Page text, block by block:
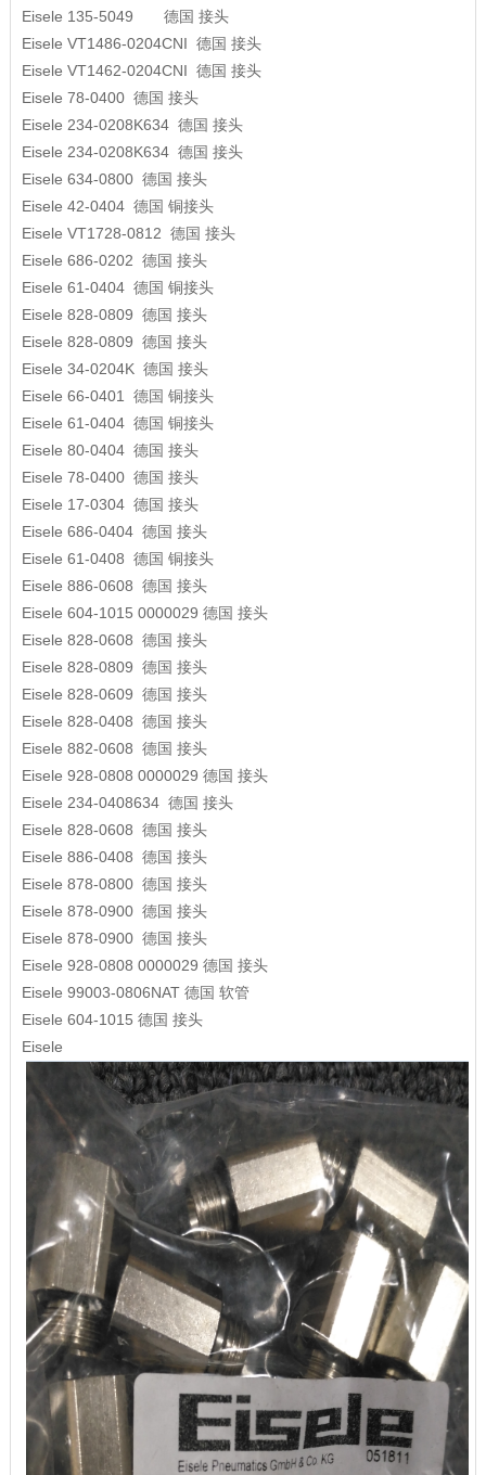
Eisele 135-5049 德国 接头
Eisele VT1486-0204CNI 德国 接头
Eisele VT1462-0204CNI 德国 接头
Eisele 78-0400 德国 接头
Eisele 234-0208K634 德国 接头
Eisele 234-0208K634 德国 接头
Eisele 634-0800 德国 接头
Eisele 42-0404 德国 铜接头
Eisele VT1728-0812 德国 接头
Eisele 686-0202 德国 接头
Eisele 61-0404 德国 铜接头
Eisele 828-0809 德国 接头
Eisele 828-0809 德国 接头
Eisele 34-0204K 德国 接头
Eisele 66-0401 德国 铜接头
Eisele 61-0404 德国 铜接头
Eisele 80-0404 德国 接头
Eisele 78-0400 德国 接头
Eisele 17-0304 德国 接头
Eisele 686-0404 德国 接头
Eisele 61-0408 德国 铜接头
Eisele 886-0608 德国 接头
Eisele 604-1015 0000029 德国 接头
Eisele 828-0608 德国 接头
Eisele 828-0809 德国 接头
Eisele 828-0609 德国 接头
Eisele 828-0408 德国 接头
Eisele 882-0608 德国 接头
Eisele 928-0808 0000029 德国 接头
Eisele 234-0408634 德国 接头
Eisele 828-0608 德国 接头
Eisele 886-0408 德国 接头
Eisele 878-0800 德国 接头
Eisele 878-0900 德国 接头
Eisele 878-0900 德国 接头
Eisele 928-0808 0000029 德国 接头
Eisele 99003-0806NAT 德国 软管
Eisele 604-1015 德国 接头
Eisele